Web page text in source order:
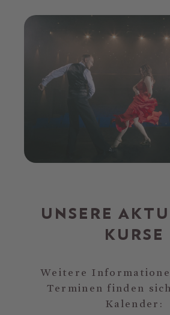
UNSERE
KURSE
Weitere
Terminen finden
Kalender: